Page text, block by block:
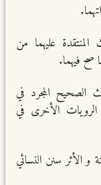
عليهما من
صح فيهما.
الصحيح المجرد في
الأخرى في
الأثر سنن النسائي